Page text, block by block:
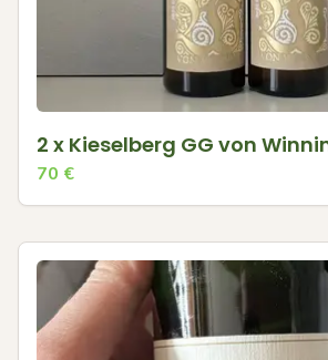
2 x Kieselberg GG von
70 €